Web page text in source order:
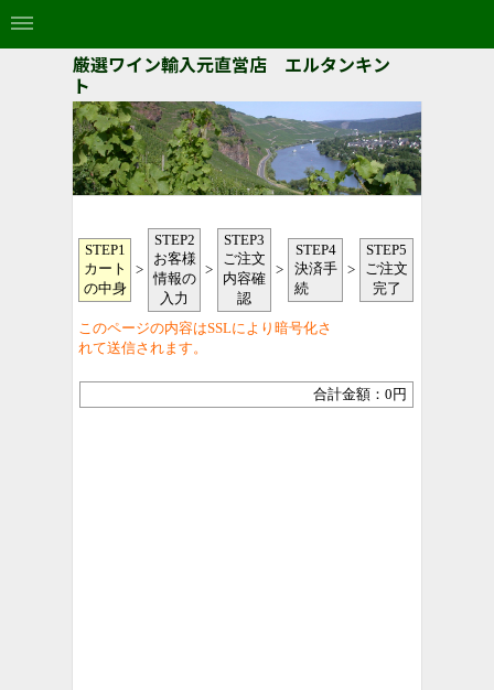
厳選ワイン輸入元直営店 エルタンキン
ト